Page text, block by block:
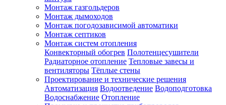
Монтаж газгольдеров
Монтаж дымоходов
Монтаж погодозависимой автоматики
Монтаж септиков
Монтаж систем отопления
Конвекторный обогрев Полотенцесушители
Радиаторное отопление Тепловые завесы и
вентиляторы Тёплые стены
Проектирование и технические решения
Автоматизация Водоотведение Водоподготовка
Водоснабжение Отопление